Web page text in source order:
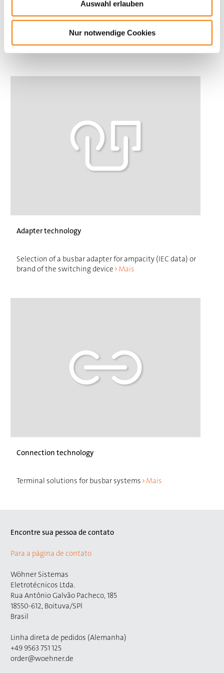
Auswahl erlauben
Nur notwendige Cookies
Current carrying capacity
Determination of the current carrying capacity of busbars
Mais
Adapter technology
Selection of a busbar adapter for ampacity (IEC data) or
brand of the switching device Mais
Connection technology
Terminal solutions for busbar systems Mais
Encontre sua pessoa de contato
Para a página de contato
Wöhner Sistemas
Eletrotécnicos Ltda.
Rua Antônio Galvão Pacheco, 185
18550-612, Boituva/SPl
Brasil
Linha direta de pedidos (Alemanha)
+49 9563 751 125
order@woehner.de